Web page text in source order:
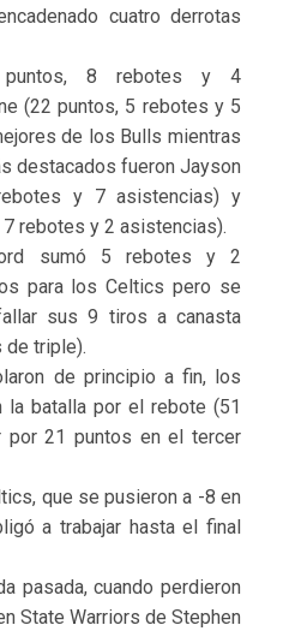
cuatro derrotas
puntos, 8 rebotes y 4
(22 puntos, 5 rebotes y 5
de los Bulls mientras
destacados fueron Jayson
y 7 asistencias) y
rebotes y 2 asistencias).
sumó 5 rebotes y 2
para los Celtics pero se
sus 9 tiros a canasta
de triple).
de principio a fin, los
la batalla por el rebote (51
por 21 puntos en el tercer
que se pusieron a -8 en
a trabajar hasta el final
pasada, cuando perdieron
State Warriors de Stephen